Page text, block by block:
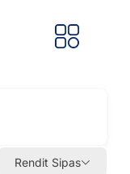
Rendit Sipas